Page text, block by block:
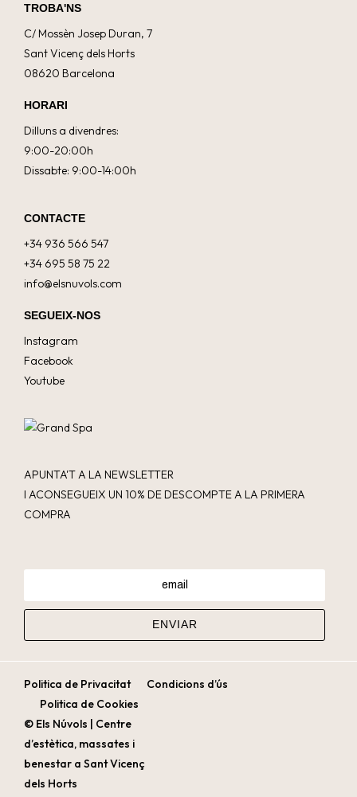
TROBA'NS
C/ Mossèn Josep Duran, 7
Sant Vicenç dels Horts
08620 Barcelona
HORARI
Dilluns a divendres:
9:00-20:00h
Dissabte: 9:00-14:00h
CONTACTE
+34 936 566 547
+34 695 58 75 22
info@elsnuvols.com
SEGUEIX-NOS
Instagram
Facebook
Youtube
APUNTA'T A LA NEWSLETTER
I ACONSEGUEIX UN 10% DE DESCOMPTE A LA PRIMERA
COMPRA
Politica de Privacitat
Condicions d’ús
Politica de Cookies
© Els Núvols | Centre
d’estètica, massates i
benestar a Sant Vicenç
dels Horts